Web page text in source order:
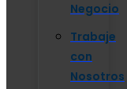
Negocio
Trabaje
con
Nosotros